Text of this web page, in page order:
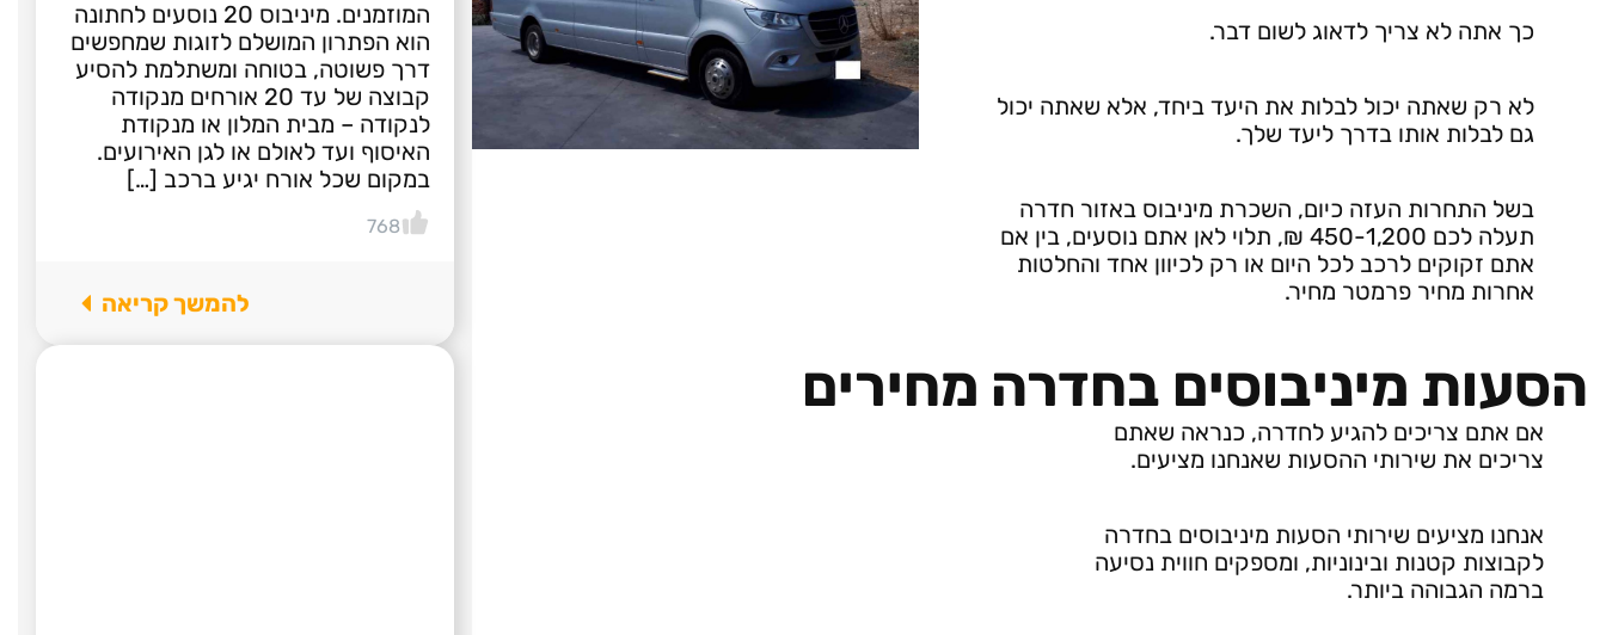
כך אתה לא צריך לדאוג לשום דבר.
לא רק שאתה יכול לבלות את היעד ביחד, אלא שאתה יכול
גם לבלות אותו בדרך ליעד שלך.
בשל התחרות העזה כיום, השכרת מיניבוס באזור חדרה
תעלה לכם 450-1,200 ₪, תלוי לאן אתם נוסעים, בין אם
אתם זקוקים לרכב לכל היום או רק לכיוון אחד והחלטות
אחרות מחיר פרמטר מחיר.
הסעות מיניבוסים בחדרה מחירים
אם אתם צריכים להגיע לחדרה, כנראה שאתם
צריכים את שירותי ההסעות שאנחנו מציעים.
אנחנו מציעים שירותי הסעות מיניבוסים בחדרה
לקבוצות קטנות ובינוניות, ומספקים חווית נסיעה
ברמה הגבוהה ביותר.
המוזמנים. מיניבוס 20 נוסעים לחתונה
הוא הפתרון המושלם לזוגות שמחפשים
דרך פשוטה, בטוחה ומשתלמת להסיע
קבוצה של עד 20 אורחים מנקודה
לנקודה – מבית המלון או מנקודת
האיסוף ועד לאולם או לגן האירועים.
במקום שכל אורח יגיע ברכב […]
768
להמשך קריאה